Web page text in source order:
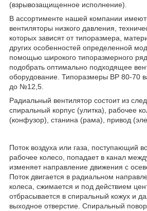
(взрывозащищенное исполнение).
В ассортименте нашей компании
вентиляторы низкого давления,
которых зависят от типоразмера,
других особенностей определенной
помощью широкого типоразмерного
подобрать оптимально подходящее
оборудование. Типоразмеры ВР 80-70
до №12,5.
Радиальный вентилятор состоит из
спиральный корпус (улитка), рабочее
(конфузор), станина (рама), привод
Поток воздуха или газа, поступающий
рабочее колесо, попадает в канал
изменяет направление движения с
Поток двигается в радиальном
колеса, сжимается и под действием
отбрасывается в спиральный кожух и
выходное отверстие. Спиральный